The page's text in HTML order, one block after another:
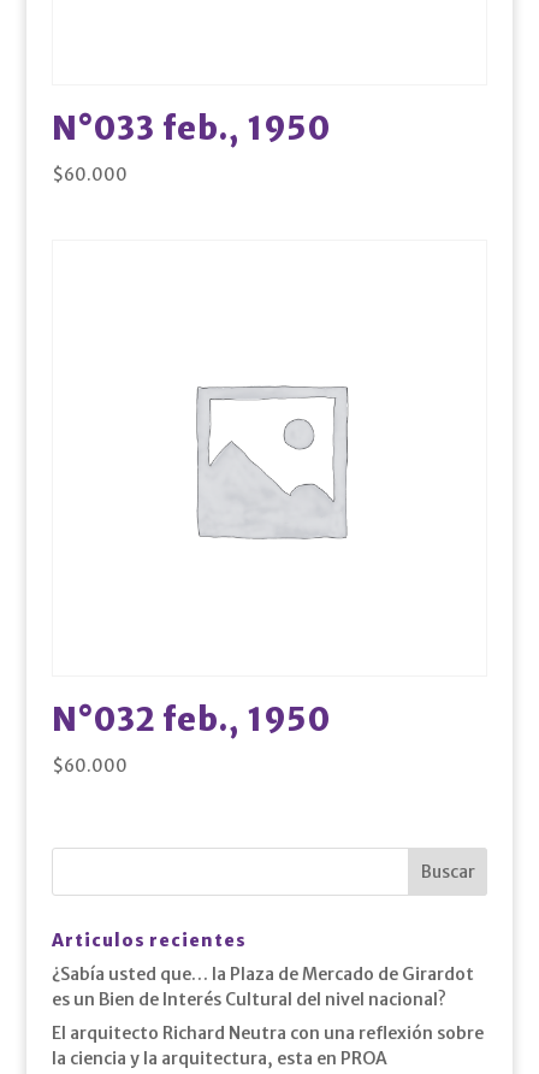
N°033 feb., 1950
$60.000
N°032 feb., 1950
$60.000
Articulos recientes
¿Sabía usted que… la Plaza de Mercado de Girardot
es un Bien de Interés Cultural del nivel nacional?
El arquitecto Richard Neutra con una reflexión sobre
la ciencia y la arquitectura, esta en PROA